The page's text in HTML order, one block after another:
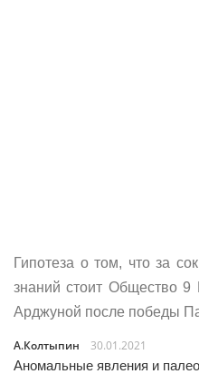
Гипотеза о том, что за
знаний стоит Общество 9
Арджуной после победы
А.Колтыпин
30.01.2021
Аномальные явления и